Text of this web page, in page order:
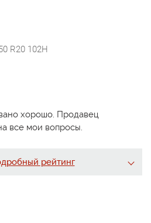
R20 102H
хорошо. Продавец
все мои вопросы.
рейтинг